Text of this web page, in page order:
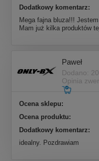
Dodatkowy komentarz:
Mega fajna bluza!!!
Mam już kilka produktów
Paweł
Dodano:
Opinia
Ocena sklepu:
Ocena produktu:
Dodatkowy komentarz:
idealny. Pozdrawiam